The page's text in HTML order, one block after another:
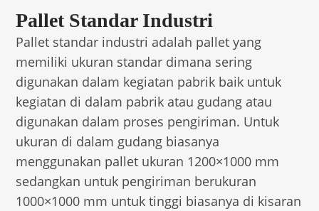
Pallet Standar Industri
Pallet standar industri adalah pallet yang
memiliki ukuran standar dimana sering
digunakan dalam kegiatan pabrik baik untuk
kegiatan di dalam pabrik atau gudang atau
digunakan dalam proses pengiriman. Untuk
ukuran di dalam gudang biasanya
menggunakan pallet ukuran 1200×1000 mm
sedangkan untuk pengiriman berukuran
1000×1000 mm untuk tinggi biasanya di kisaran